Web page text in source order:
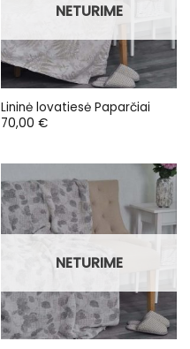
NETURIME
Lininė lovatiesė Paparčiai
70,00 €
NETURIME